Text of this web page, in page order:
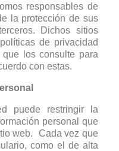
responsables de
la protección de sus
Dichos sitios
de privacidad
los consulte para
con estas.
puede restringir la
personal que
web. Cada vez que
como el de alta